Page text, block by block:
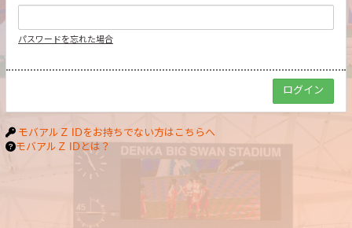
パスワードを忘れた場合
モバアルＺ IDをお持ちでない方はこちらへ
モバアルＺ IDとは？